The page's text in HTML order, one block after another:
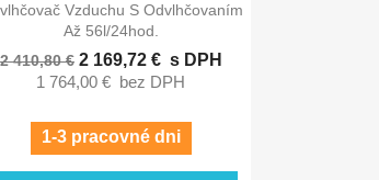
Vzduchu S Odvlhčovaním
Až 56l/24hod.
2 410,80 € 2 169,72 € s DPH
1 764,00 € bez DPH
1-3 pracovné dni